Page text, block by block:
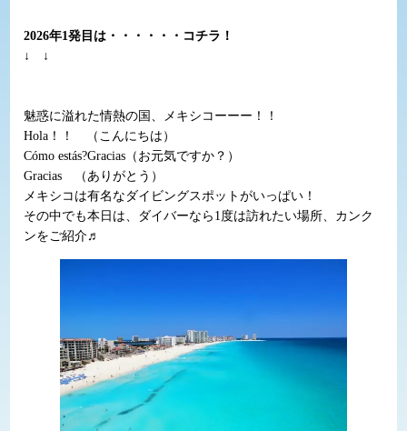
2026年1発目は・・・・・・コチラ！
↓ ↓
魅惑に溢れた情熱の国、メキシコーーー！！
Hola！！ （こんにちは）
Cómo estás?Gracias（お元気ですか？）
Gracias （ありがとう）
メキシコは有名なダイビングスポットがいっぱい！
その中でも本日は、ダイバーなら1度は訪れたい場所、カンク
ンをご紹介♬